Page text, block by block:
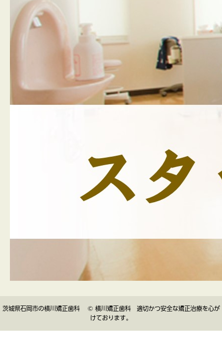
茨城県石岡市の横川矯正歯科 © 横川矯正歯科 適切かつ安全な矯正治療を心が
けております。